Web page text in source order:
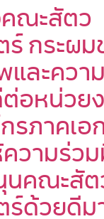
ณะสัตว
กระผ
และความ
อหน่วย
รภาคเ
วามร่ว
นคณะสัต
ด้วยดีม